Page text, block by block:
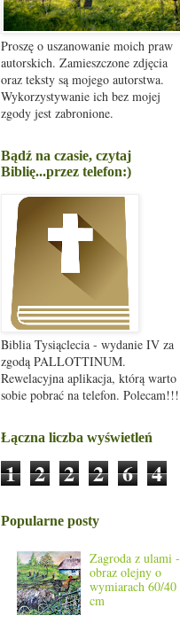
Proszę o uszanowanie moich praw
autorskich. Zamieszczone zdjęcia
oraz teksty są mojego autorstwa.
Wykorzystywanie ich bez mojej
zgody jest zabronione.
Bądź na czasie, czytaj
Biblię...przez telefon:)
Biblia Tysiąclecia - wydanie IV za
zgodą PALLOTTINUM.
Rewelacyjna aplikacja, którą warto
sobie pobrać na telefon. Polecam!!!
Łączna liczba wyświetleń
1 2 2 2 6 4
Popularne posty
Zagroda z ulami -
obraz olejny o
wymiarach 60/40
cm